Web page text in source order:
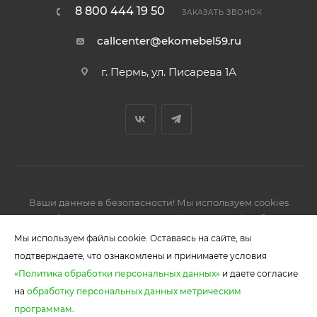
8 800 444 19 50 ЗАКАЗАТЬ ЗВОНОК
callcenter@ekomebel59.ru
г. Пермь, ул. Писарева 1А
Ваши данные в безопасности! Мы используем cookies
2026 © Производство кухонной и корпусной мебели,
шкафов-купе.
Мы используем файлы cookie. Оставаясь на сайте, вы
подтверждаете, что ознакомлены и принимаете условия
«Политика обработки персональных данных» и даете согласие
на обработку персональных данных метрическим
программам.